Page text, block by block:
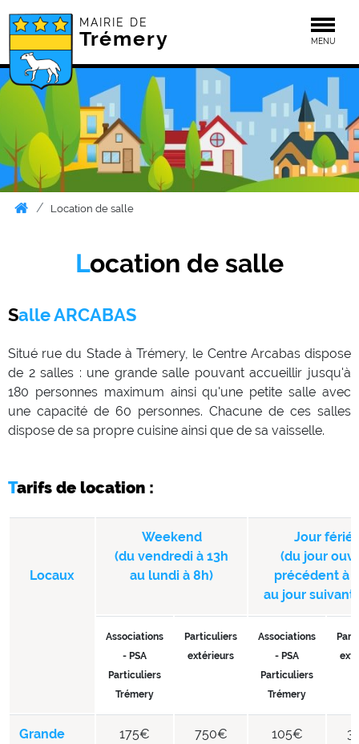
MAIRIE DE
Trémery MENU
Location de salle
Location de salle
Salle ARCABAS
Situé rue du Stade à Trémery, le Centre Arcabas dispose
de 2 salles : une grande salle pouvant accueillir jusqu'à
180 personnes maximum ainsi qu'une petite salle avec
une capacité de 60 personnes. Chacune de ces salles
dispose de sa propre cuisine ainsi que de sa vaisselle.
Tarifs de location :
Locaux
Weekend
(du vendredi à 13h
au lundi à 8h)
Jour férié
(du jour
précédent à
au jour suivant
Associations
- PSA
Particuliers
Trémery
Particuliers
extérieurs
Associations
- PSA
Particuliers
Trémery
Grande
175€ 750€ 105€